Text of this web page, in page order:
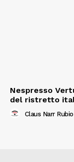
Nespresso
del ristretto
Claus Narr Rubio